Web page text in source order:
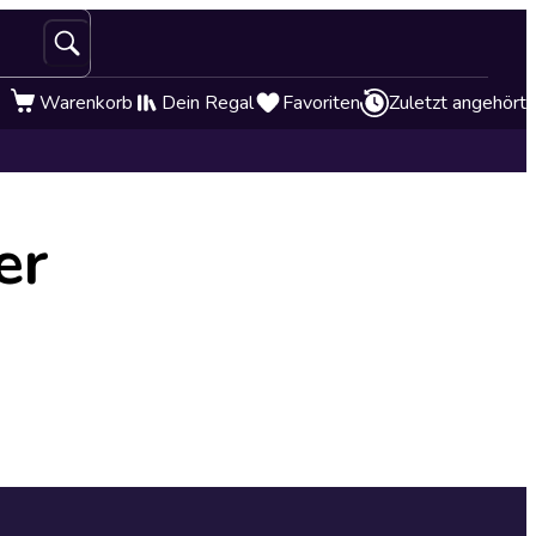
Warenkorb Dein Regal Favoriten Zuletzt angehört